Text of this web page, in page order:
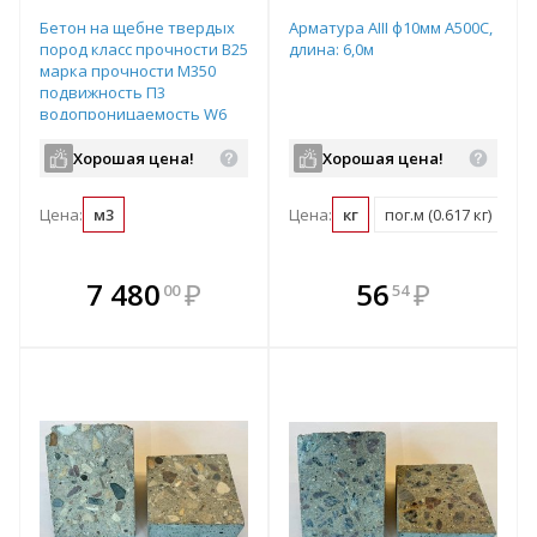
Бетон на щебне твердых
пород класс прочности B25
марка прочности М350
подвижность П3
водопроницаемость W6
Хорошая цена!
Цена: м3
7 480 00 ₽
В комплекте
всегда выгоднее!
Арматура АIII ф10мм А500С,
длина: 6,0м
Хорошая цена!
Цена: кг пог.м (0.617 кг)
В комплекте
всегда выгоднее!
5654 ₽